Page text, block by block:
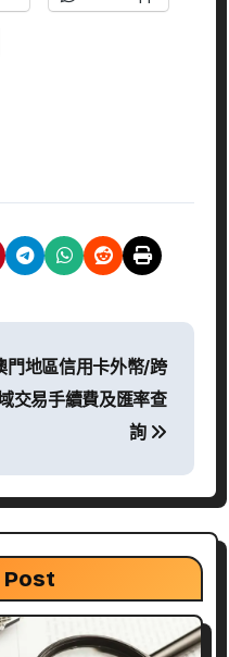
門地區信用卡外幣/跨
交易手續費及匯率查
詢
Post